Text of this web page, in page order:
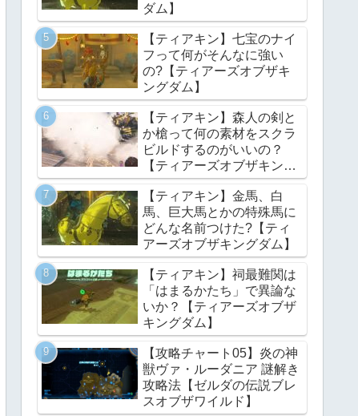
ダム】
【ティアキン】七宝のナイ
フって何がそんなに強い
の?【ティアーズオブザキ
ングダム】
【ティアキン】森人の剣と
か槍って何の素材をスクラ
ビルドするのがいいの？
【ティアーズオブザキング
ダム】
【ティアキン】金馬、白
馬、巨大馬とかの特殊馬に
どんな名前つけた?【ティ
アーズオブザキングダム】
【ティアキン】祠最難関は
「はまるかたち」で異論な
いか？【ティアーズオブザ
キングダム】
【攻略チャート05】炎の神
獣ヴァ・ルーダニア 謎解き
攻略法【ゼルダの伝説ブレ
スオブザワイルド】